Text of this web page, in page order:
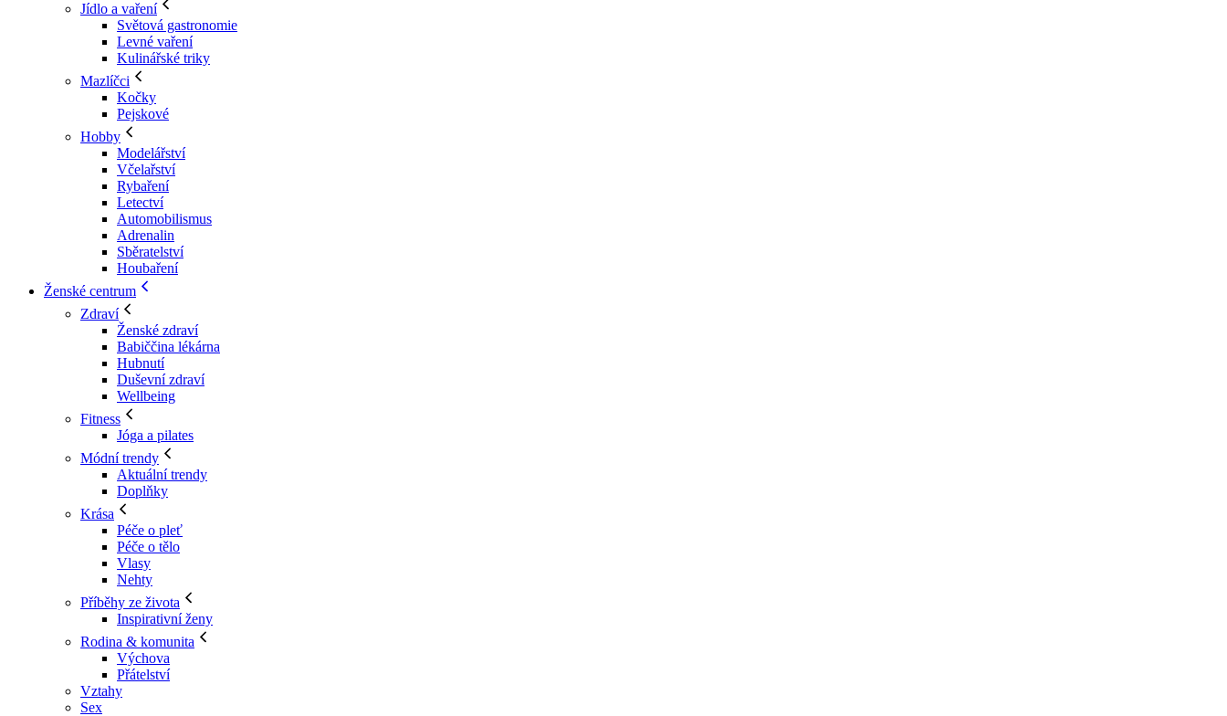
Jídlo a vaření
Světová gastronomie
Levné vaření
Kulinářské triky
Mazlíčci
Kočky
Pejskové
Hobby
Modelářství
Včelařství
Rybaření
Letectví
Automobilismus
Adrenalin
Sběratelství
Houbaření
Ženské centrum
Zdraví
Ženské zdraví
Babiččina lékárna
Hubnutí
Duševní zdraví
Wellbeing
Fitness
Jóga a pilates
Módní trendy
Aktuální trendy
Doplňky
Krása
Péče o pleť
Péče o tělo
Vlasy
Nehty
Příběhy ze života
Inspirativní ženy
Rodina & komunita
Výchova
Přátelství
Vztahy
Sex